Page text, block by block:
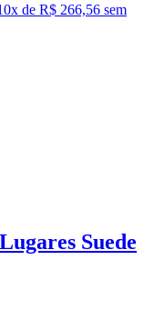
x de R$ 266,56 sem
Suede